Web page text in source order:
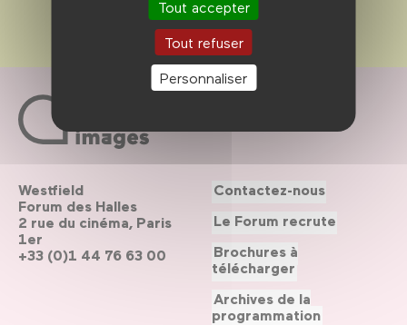
Tout accepter
Tout refuser
Personnaliser
Westfield
Forum des Halles
2 rue du cinéma, Paris
1er
+33 (0)1 44 76 63 00
Contactez-nous
Le Forum recrute
Brochures à
télécharger
Archives de la
programmation